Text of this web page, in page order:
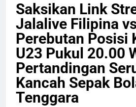
Saksikan Link
Jalalive Filipina
Perebutan Posisi
U23 Pukul 20.00
Pertandingan
Kancah Sepak
Tenggara